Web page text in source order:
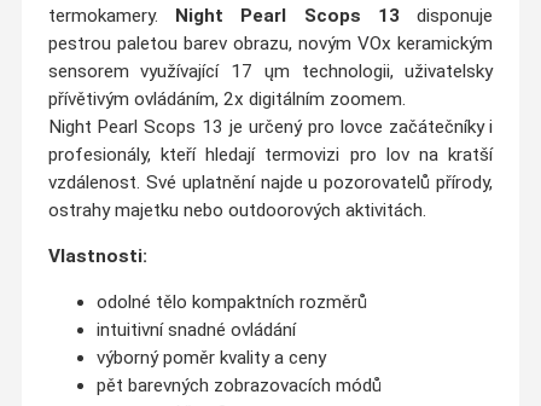
termokamery. Night Pearl Scops 13 disponuje
pestrou paletou barev obrazu,novým VOx keramickým
sensorem využívající17 ųm technologii, uživatelsky
přívětivým ovládáním, 2x digitálním zoomem.
Night Pearl Scops 13 je určený pro lovce začátečníky i
profesionály, kteří hledají termovizi pro lov na kratší
vzdálenost. Své uplatnění najde u pozorovatelů přírody,
ostrahy majetku nebo outdoorových aktivitách.
Vlastnosti:
odolné tělo kompaktních rozměrů
intuitivní snadné ovládání
výborný poměr kvality a ceny
pět barevných zobrazovacích módů